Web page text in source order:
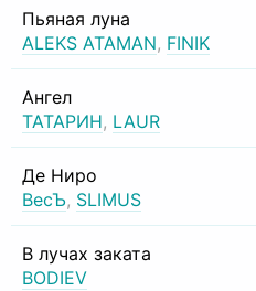
Пьяная луна
ALEKS ATAMAN, FINIK
Ангел
ТАТАРИН, LAUR
Де Ниро
ВесЪ, SLIMUS
В лучах заката
BODIEV